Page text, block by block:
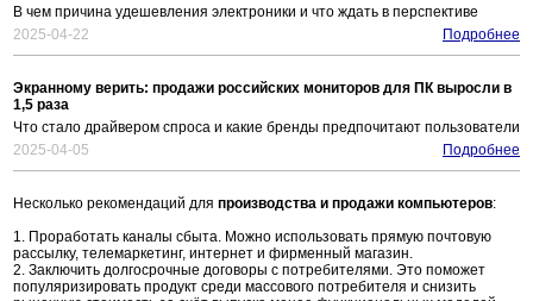
В чем причина удешевления электроники и что ждать в перспективе
2025-04-22
Подробнее
Экранному верить: продажи российских мониторов для ПК выросли в
1,5 раза
Что стало драйвером спроса и какие бренды предпочитают пользователи
2025-04-05
Подробнее
Несколько рекомендаций для производства и продажи компьютеров:
1. Проработать каналы сбыта. Можно использовать прямую почтовую
рассылку, телемаркетинг, интернет и фирменный магазин.
2. Заключить долгосрочные договоры с потребителями. Это поможет
популяризировать продукт среди массового потребителя и снизить